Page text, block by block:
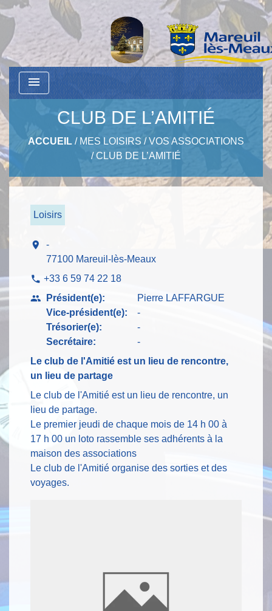
menu
CLUB DE L’AMITIÉ
ACCUEIL / MES LOISIRS /VOS ASSOCIATIONS
/CLUB DE L’AMITIÉ
Loisirs
location_on
-
77100 Mareuil-lès-Meaux
phone +33 6 59 74 22 18
people
Président(e):
Vice-président(e):
Trésorier(e):
Secrétaire:
Pierre LAFFARGUE
-
-
-
Le club de l'Amitié est un lieu de rencontre,
un lieu de partage
Le club de l'Amitié est un lieu de rencontre, un
lieu de partage.
Le premier jeudi de chaque mois de 14 h 00 à
17 h 00 un loto rassemble ses adhérents à la
maison des associations
Le club de l'Amitié organise des sorties et des
voyages.